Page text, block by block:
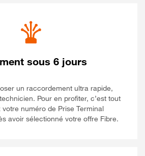
sous 6 jours
un raccordement ultra rapide,
Pour en profiter, c’est tout
numéro de Prise Terminal
avoir sélectionné votre offre Fibre.